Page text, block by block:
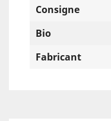
Consigne
Bio
Fabricant